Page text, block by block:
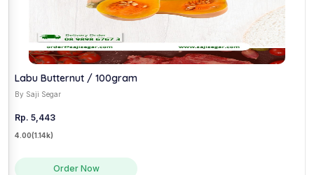
Labu Butternut / 100gram
By Saji Segar
Rp. 5,443
4.00(1.14k)
Order Now